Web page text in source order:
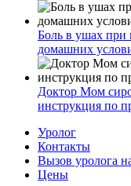
Боль в ушах при
домашних
Доктор Мом
инструкция по
Уролог
Контакты
Вызов уролога
Цены